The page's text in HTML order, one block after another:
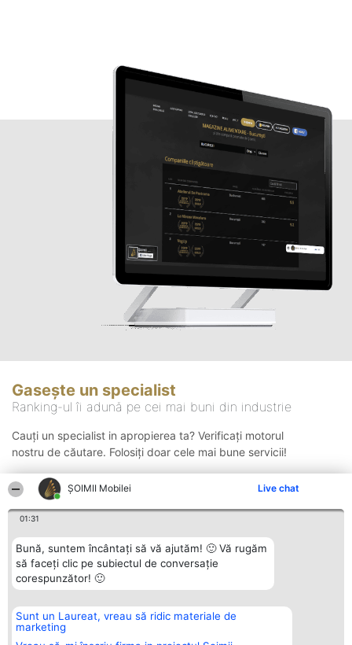
ȘOIMII Mobilei Live chat
01:31
Bună, suntem încântați să vă ajutăm! 🙂 Vă rugăm
să faceți clic pe subiectul de conversație
corespunzător! 🙂
Sunt un Laureat, vreau să ridic materiale de
marketing
Gasește un specialist
Ranking-ul îi adună pe cei mai buni din industrie
Cauți un specialist in apropierea ta? Verificați motorul
nostru de căutare. Folosiți doar cele mai bune servicii!
Organizator Ranking
BRIGHT SOLUTIONS BR SRL
Aleea Timisul De Sus 2 Bl. A30
Plebiscyt
Lista Tuturor
Contact